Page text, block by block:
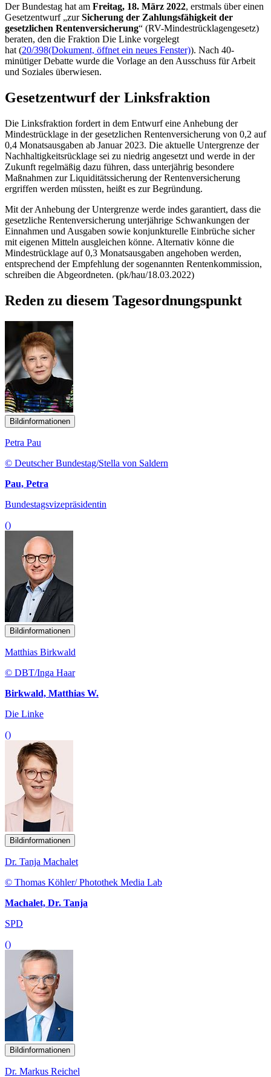
Der Bundestag hat am Freitag, 18. März 2022, erstmals über einen
Gesetzentwurf „zurSicherung der Zahlungsfähigkeit der
gesetzlichen Rentenversicherung“ (RV-Mindestrücklagengesetz)
beraten, den die Fraktion Die Linke vorgelegt
hat (20/398(Dokument, öffnet ein neues Fenster)). Nach 40-
minütiger Debatte wurde die Vorlage an den Ausschuss für Arbeit
und Soziales überwiesen.
Gesetzentwurf der Linksfraktion
Die Linksfraktion fordert in dem Entwurf eine Anhebung der
Mindestrücklage in der gesetzlichen Rentenversicherung von 0,2 auf
0,4 Monatsausgaben ab Januar 2023. Die aktuelle Untergrenze der
Nachhaltigkeitsrücklage sei zu niedrig angesetzt und werde in der
Zukunft regelmäßig dazu führen, dass unterjährig besondere
Maßnahmen zur Liquiditätssicherung der Rentenversicherung
ergriffen werden müssten, heißt es zur Begründung.
Mit der Anhebung der Untergrenze werde indes garantiert, dass die
gesetzliche Rentenversicherung unterjährige Schwankungen der
Einnahmen und Ausgaben sowie konjunkturelle Einbrüche sicher
mit eigenen Mitteln ausgleichen könne. Alternativ könne die
Mindestrücklage auf 0,3 Monatsausgaben angehoben werden,
entsprechend der Empfehlung der sogenannten Rentenkommission,
schreiben die Abgeordneten. (pk/hau/18.03.2022)
Reden zu diesem Tagesordnungspunkt
Bildinformationen
Petra Pau
© Deutscher Bundestag/Stella von Saldern
Pau, Petra
Bundestagsvizepräsidentin
()
Bildinformationen
Matthias Birkwald
© DBT/Inga Haar
Birkwald, Matthias W.
Die Linke
()
Bildinformationen
Dr. Tanja Machalet
© Thomas Köhler/ Photothek Media Lab
Machalet, Dr. Tanja
SPD
()
Bildinformationen
Dr. Markus Reichel